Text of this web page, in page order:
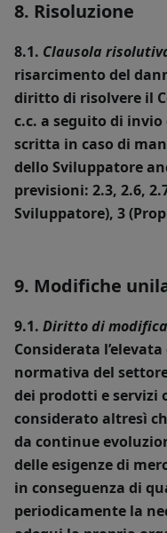
8. Risoluzione
8.1. Clausola
risarcimento del
diritto di risolvere il
c.c. a seguito di
scritta in caso di
dello Sviluppatore
previsioni: 2.3, 2.6,
Sviluppatore), 3
9. Modifiche
9.1. Diritto di
Considerata
normativa del
dei prodotti e servizi
considerato altresì
da continue
delle esigenze di
in conseguenza di
periodicamente la